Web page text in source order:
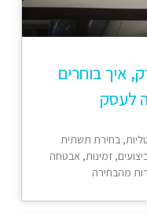
איך בוחרים
לעסק
בחירת תשתית
זמינות, אבטחה
מהבחירה